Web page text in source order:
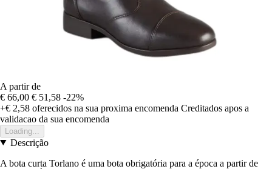
A partir de
€ 66,00 € 51,58 -22%
+€ 2,58 oferecidos na sua proxima encomenda Creditados apos a
validacao da sua encomenda
Loading...
Descrição
A bota curta Torlano é uma bota obrigatória para a época a partir de